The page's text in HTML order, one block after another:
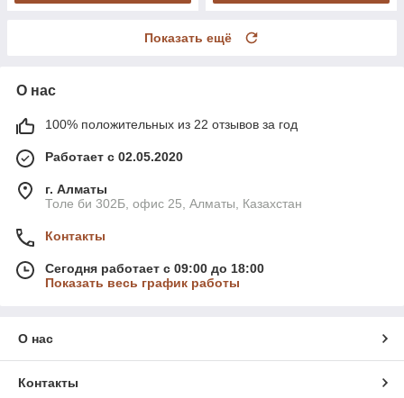
Показать ещё
О нас
100% положительных из 22 отзывов за год
Работает с 02.05.2020
г. Алматы
Толе би 302Б, офис 25, Алматы, Казахстан
Контакты
Сегодня работает с 09:00 до 18:00
Показать весь график работы
О нас
Контакты